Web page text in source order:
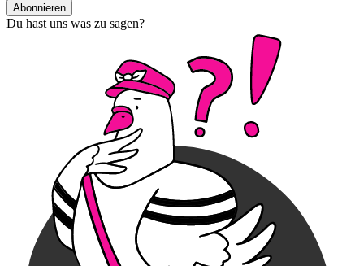
Abonnieren
Du hast uns was zu sagen?